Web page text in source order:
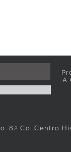
A
82 Col.Centro